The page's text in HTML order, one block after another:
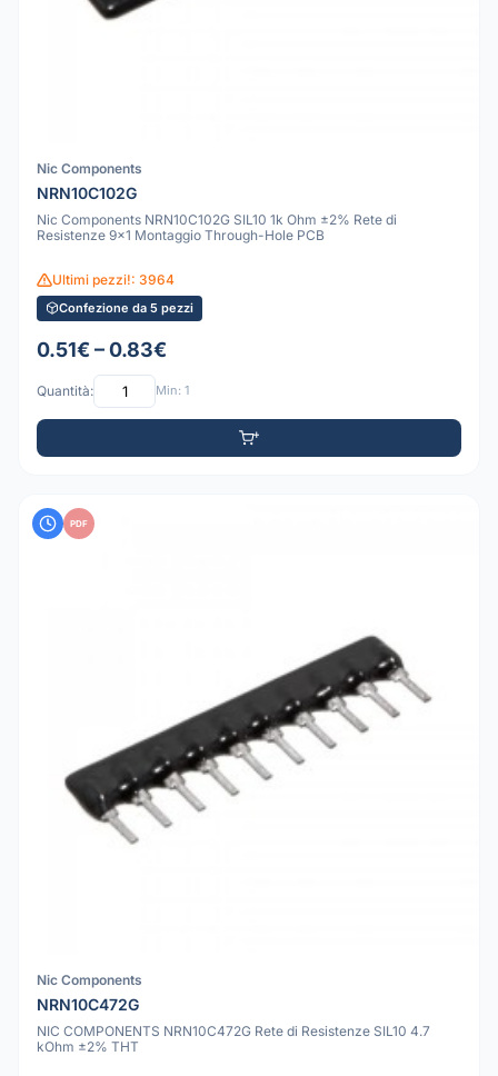
Nic Components
NRN10C102G
Nic Components NRN10C102G SIL10 1k Ohm ±2% Rete di
Resistenze 9x1 Montaggio Through-Hole PCB
Ultimi pezzi!: 3964
Confezione da 5 pezzi
0.51€ – 0.83€
Quantità: Min: 1
PDF
Nic Components
NRN10C472G
NIC COMPONENTS NRN10C472G Rete di Resistenze SIL10 4.7
kOhm ±2% THT